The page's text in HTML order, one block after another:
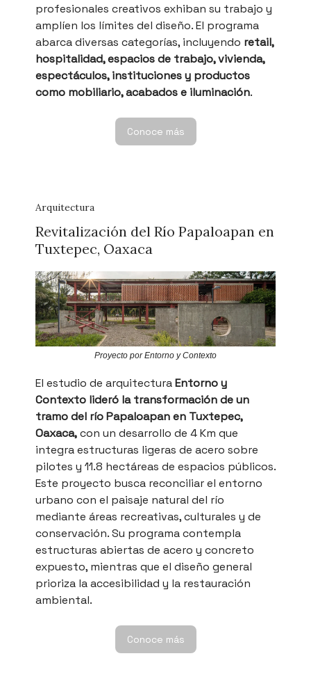
profesionales creativos exhiban su trabajo y
amplíen los límites del diseño. El programa
abarca diversas categorías, incluyendo retail,
hospitalidad, espacios de trabajo, vivienda,
espectáculos, instituciones y productos
como mobiliario, acabados e iluminación.
Conoce más
Arquitectura
Revitalización del Río Papaloapan en
Tuxtepec, Oaxaca
Proyecto por Entorno y Contexto
El estudio de arquitecturaEntorno y
Contexto lideró la transformación de un
tramo del río Papaloapan en Tuxtepec,
Oaxaca,con un desarrollo de 4 Km que
integra estructuras ligeras de acero sobre
pilotes y 11.8 hectáreas de espacios públicos.
Este proyecto busca reconciliar el entorno
urbano con el paisaje natural del río
mediante áreas recreativas, culturales y de
conservación. Su programa contempla
estructuras abiertas de acero y concreto
expuesto, mientras que el diseño general
prioriza la accesibilidad y la restauración
ambiental.
Conoce más